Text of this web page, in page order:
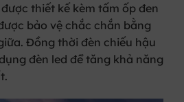
thiết kế kèm tấm ốp đen
bảo vệ chắc chắn bằng
Đồng thời đèn chiếu hậu
đèn led để tăng khả năng